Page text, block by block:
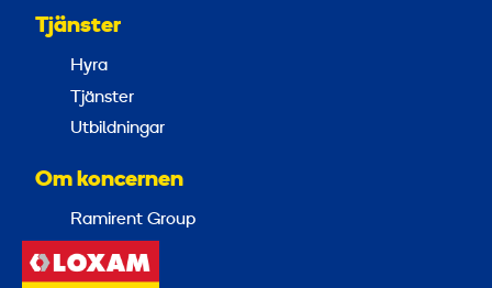
Tjänster
Hyra
Tjänster
Utbildningar
Om koncernen
Ramirent Group